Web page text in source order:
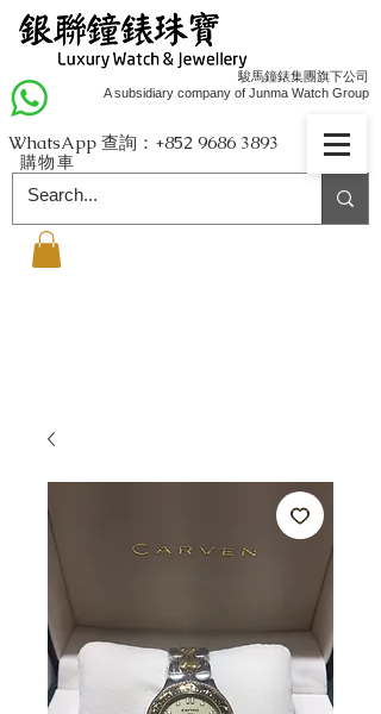
駿馬鐘錶集團旗下公司
A subsidiary company of Junma Watch Group
購物車
WhatsApp 查詢：+852 9686 3893